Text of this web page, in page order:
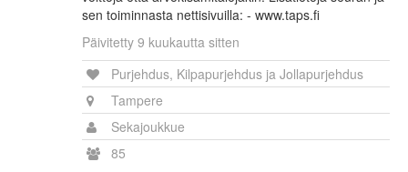
sen toiminnasta nettisivuilla: - www.taps.fi
Päivitetty 9 kuukautta sitten
Purjehdus, Kilpapurjehdus ja Jollapurjehdus
Tampere
Sekajoukkue
85